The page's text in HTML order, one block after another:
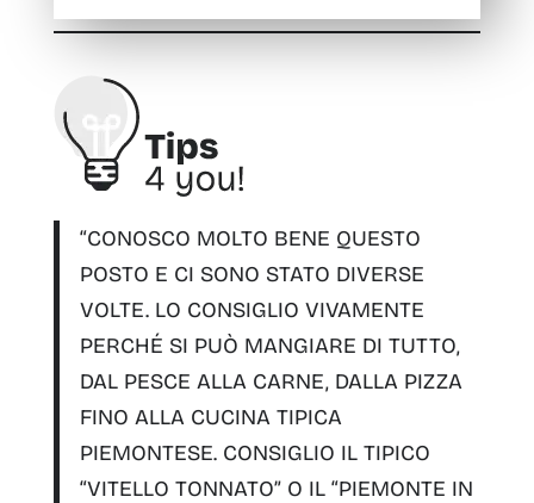
“CONOSCO MOLTO BENE QUESTO
POSTO E CI SONO STATO DIVERSE
VOLTE. LO CONSIGLIO VIVAMENTE
PERCHÉ SI PUÒ MANGIARE DI TUTTO,
DAL PESCE ALLA CARNE, DALLA PIZZA
FINO ALLA CUCINA TIPICA
PIEMONTESE. CONSIGLIO IL TIPICO
“VITELLO TONNATO” O IL “PIEMONTE IN